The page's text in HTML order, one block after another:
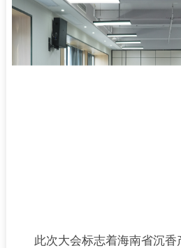
此次大会标志着海南省沉